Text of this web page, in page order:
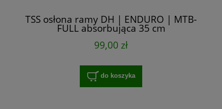
TSS osłona ramy DH | ENDURO | MTB-
FULL absorbująca 35 cm
99,00 zł
do koszyka